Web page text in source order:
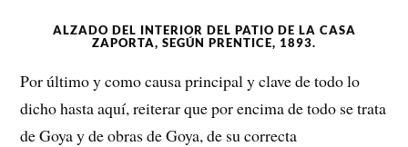
ALZADO DEL INTERIOR DEL PATIO DE LA CASA
ZAPORTA, SEGÚN PRENTICE, 1893.
Por último y como causa principal y clave de todo lo
dicho hasta aquí, reiterar que por encima de todo se trata
de Goya y de obras de Goya, de su correcta